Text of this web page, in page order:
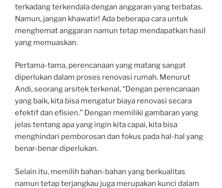
terkadang terkendala dengan anggaran yang terbatas.
Namun, jangan khawatir! Ada beberapa cara untuk
menghemat anggaran namun tetap mendapatkan hasil
yang memuaskan.
Pertama-tama, perencanaan yang matang sangat
diperlukan dalam proses renovasi rumah. Menurut
Andi, seorang arsitek terkenal, “Dengan perencanaan
yang baik, kita bisa mengatur biaya renovasi secara
efektif dan efisien.” Dengan memiliki gambaran yang
jelas tentang apa yang ingin kita capai, kita bisa
menghindari pemborosan dan fokus pada hal-hal yang
benar-benar diperlukan.
Selain itu, memilih bahan-bahan yang berkualitas
namun tetap terjangkau juga merupakan kunci dalam